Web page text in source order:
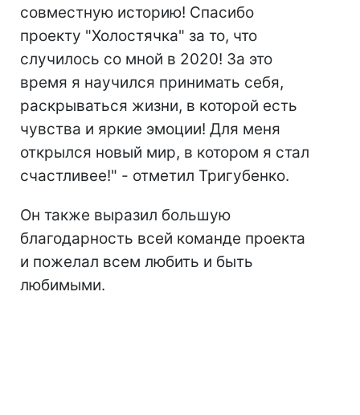
совместную историю! Спасибо
проекту "Холостячка" за то, что
случилось со мной в 2020! За это
время я научился принимать себя,
раскрываться жизни, в которой есть
чувства и яркие эмоции! Для меня
открылся новый мир, в котором я стал
счастливее!" - отметил Тригубенко.
Он также выразил большую
благодарность всей команде проекта
и пожелал всем любить и быть
любимыми.